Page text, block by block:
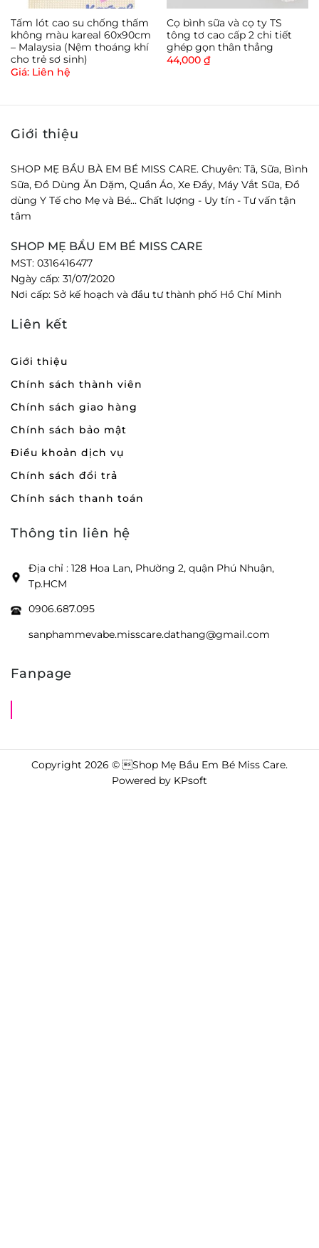
Tấm lót cao su chống thấm
không màu kareal 60x90cm
– Malaysia (Nệm thoáng khí
cho trẻ sơ sinh)
Giá: Liên hệ
Cọ bình sữa và cọ ty TS
tông tơ cao cấp 2 chi tiết
ghép gọn thân thẳng
44,000 ₫
Giới thiệu
SHOP MẸ BẦU BÀ EM BÉ MISS CARE. Chuyên: Tã, Sữa, Bình
Sữa, Đồ Dùng Ăn Dặm, Quần Áo, Xe Đẩy, Máy Vắt Sữa, Đồ
dùng Y Tế cho Mẹ và Bé... Chất lượng - Uy tín - Tư vấn tận
tâm
SHOP MẸ BẦU EM BÉ MISS CARE
MST: 0316416477
Ngày cấp: 31/07/2020
Nơi cấp: Sở kế hoạch và đầu tư thành phố Hồ Chí Minh
Liên kết
Giới thiệu
Chính sách thành viên
Chính sách giao hàng
Chính sách bảo mật
Điều khoản dịch vụ
Chính sách đổi trả
Chính sách thanh toán
Thông tin liên hệ
Địa chỉ : 128 Hoa Lan, Phường 2, quận Phú Nhuận,
Tp.HCM
0906.687.095
sanphammevabe.misscare.dathang@gmail.com
Fanpage
Copyright 2026 © Shop Mẹ Bầu Em Bé Miss Care.
Powered by KPsoft